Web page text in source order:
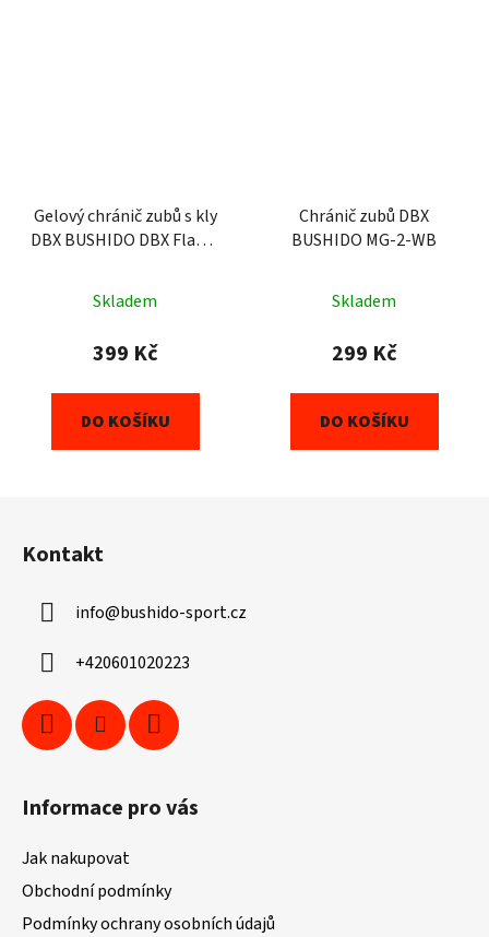
Gelový chránič zubů s kly
DBX BUSHIDO DBX Flame
Skladem
399 Kč
DO KOŠÍKU
Chránič zubů DBX
BUSHIDO MG-2-WB
Skladem
299 Kč
DO KOŠÍKU
Kontakt
info@bushido-sport.cz
+420601020223
Informace pro vás
Jak nakupovat
Obchodní podmínky
Podmínky ochrany osobních údajů